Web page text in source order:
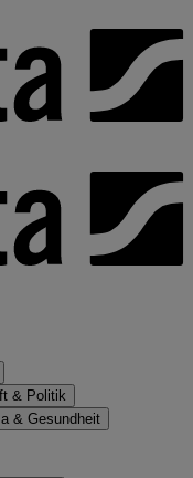
& Politik
& Gesundheit